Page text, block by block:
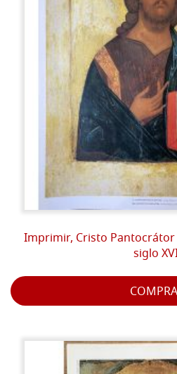
Imprimir, Cristo Pantocrátor
siglo